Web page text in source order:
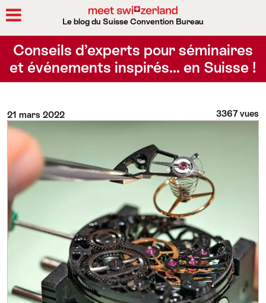
Le blog du Suisse Convention Bureau
Conseils d’experts pour séminaires
et événements inspirés… en Suisse !
21 mars 2022 3367 vues